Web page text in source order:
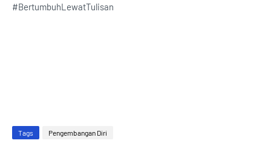
#BertumbuhLewatTulisan
Tags Pengembangan Diri